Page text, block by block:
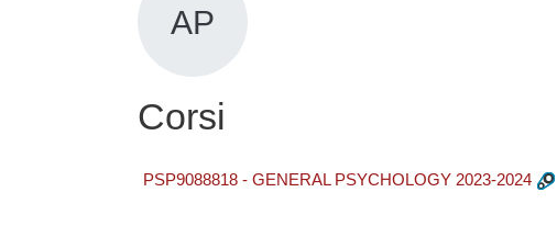
AP
Corsi
PSP9088818 - GENERAL PSYCHOLOGY 2023-2024